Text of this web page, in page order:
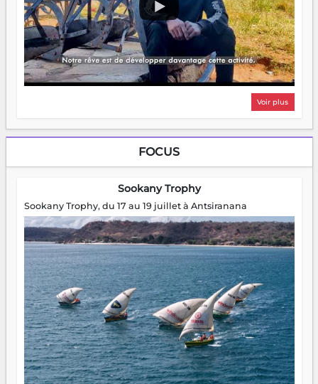
Voir plus
FOCUS
Sookany Trophy
Sookany Trophy, du 17 au 19 juillet à Antsiranana